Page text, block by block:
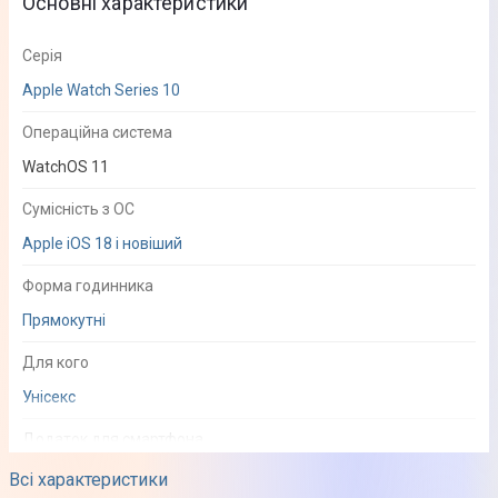
Всі характеристики
Серія
Apple Watch Series 10
Операційна система
WatchOS 11
Сумісність з ОС
Apple iOS 18 і новіший
Форма годинника
Прямокутні
Для кого
Унісекс
Apple Watch